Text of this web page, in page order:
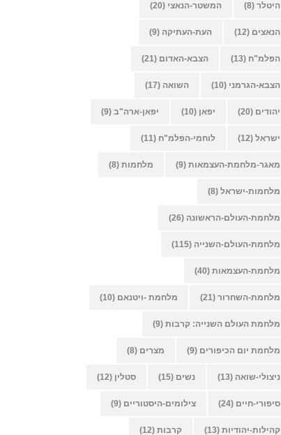
היטלר (8) המשטר-הנאצי (20)
הנאצים (12) העת-העתיקה (9)
הפלמ"ח (13) הצבא-האדום (21)
הצבא-הגרמני (10) השואה (17)
יהודים (20) יפאן (10) יפאן-ארה"ב (9)
ישראל (12) לוחמי-הפלמ"ח (11)
מאגר-מלחמת-העצמאות (9) מלחמות (8)
מלחמות-ישראל (8)
מלחמת-העולם-הראשונה (26)
מלחמת-העולם-השנייה (115)
מלחמת-העצמאות (40)
מלחמת-השחרור (21) מלחמת -ויטנאם (10)
מלחמת העולם השנייה: קרבות (9)
מלחמת יום הכיפורים (9) מצרים (8)
ניצולי-שואה (13) נשים (15) סטלין (12)
סיפורי-חיים (24) צילומים-היסטוריים (9)
קהילות-יהודיות (13) קרבות (12)